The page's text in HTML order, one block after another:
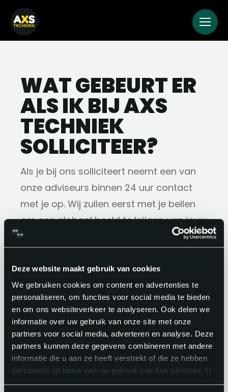
Deze website maakt gebruik van cookies
We gebruiken cookies om content en advertenties te
personaliseren, om functies voor social media te bieden
en om ons websiteverkeer te analyseren. Ook delen we
informatie over uw gebruik van onze site met onze
partners voor social media, adverteren en analyse. Deze
partners kunnen deze gegevens combineren met andere
informatie die u aan ze heeft verstrekt of die ze hebben
verzameld op basis van uw gebruik van hun services. U
gaat akkoord met onze cookies als u onze website blijft
WAT GEBEURT ER
ALS IK BIJ AXS
TECHNIEK
SOLLICITEER?
Als je bij ons solliciteert neemt een van
onze adviseurs binnen 24 uur contact
met je op. Wij zullen eerst met je bellen
om een globaal beeld te krijgen van jouw
wensen en achtergrond. Om dieper
een persoonlijk gesprek bij ons op
kantoor. Wij willen jou echt leren kennen
en goed weten wat wel en natuurlijk ook
wat niet bij jou past.
Vervolgens gaan we een aantal
kennismakingsgesprekken inplannen bij
onze opdrachtgevers. Als dit bevalt van